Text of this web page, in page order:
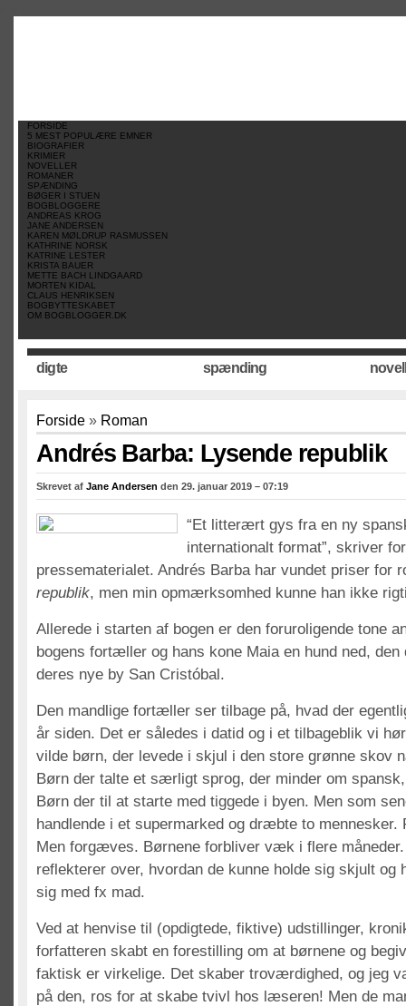
FORSIDE
5 MEST POPULÆRE EMNER
BIOGRAFIER
KRIMIER
NOVELLER
ROMANER
SPÆNDING
BØGER I STUEN
BOGBLOGGERE
ANDREAS KROG
JANE ANDERSEN
KAREN MØLDRUP RASMUSSEN
KATHRINE NORSK
KATRINE LESTER
KRISTA BAUER
METTE BACH LINDGAARD
MORTEN KIDAL
CLAUS HENRIKSEN
BOGBYTTESKABET
OM BOGBLOGGER.DK
digte spænding
Forside » Roman
Andrés Barba: Lysende republik
Skrevet af Jane Andersen den 29. januar 2019 – 07:19
“Et litterært gys fra en ny
internationalt format”, skriver
pressematerialet. Andrés Barba har vundet priser for
republik, men min opmærksomhed kunne han ikke
Allerede i starten af bogen er den foruroligende tone
bogens fortæller og hans kone Maia en hund ned, den
deres nye by San Cristóbal.
Den mandlige fortæller ser tilbage på, hvad der
år siden. Det er således i datid og i et tilbageblik vi
vilde børn, der levede i skjul i den store grønne skov
Børn der talte et særligt sprog, der minder om
Børn der til at starte med tiggede i byen. Men som
handlende i et supermarked og dræbte to mennesker.
Men forgæves. Børnene forbliver væk i flere
reflekterer over, hvordan de kunne holde sig skjult og
sig med fx mad.
Ved at henvise til (opdigtede, fiktive) udstillinger,
forfatteren skabt en forestilling om at børnene og
faktisk er virkelige. Det skaber troværdighed, og jeg
på den, ros for at skabe tvivl hos læseren! Men de